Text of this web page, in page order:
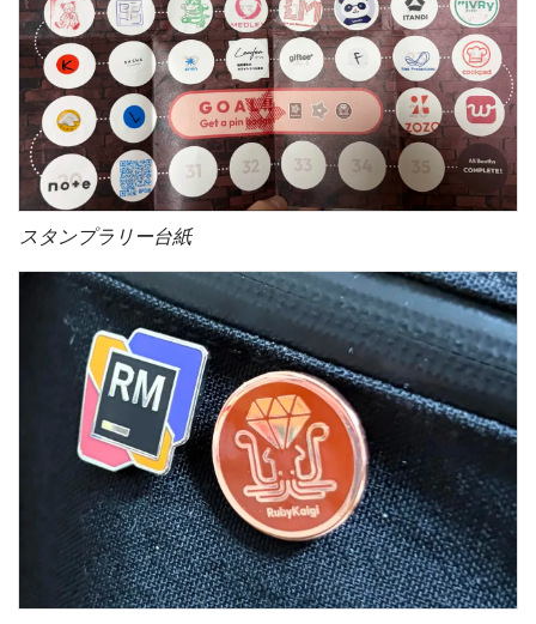
スタンプラリー台紙